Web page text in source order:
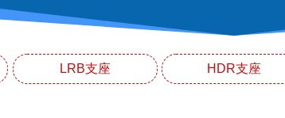
LRB支座 HDR支座